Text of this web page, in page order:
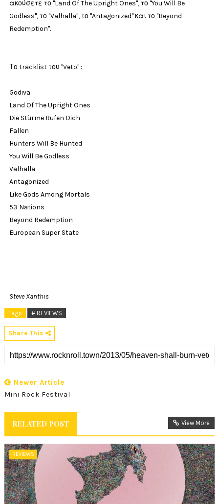
ακούσετε το "Land Of The Upright Ones", το "You Will Be
Godless", το "Valhalla", το "Antagonized" και το "Beyond
Redemption".
Το tracklist του "Veto" :
Godiva
Land Of The Upright Ones
Die Stürme Rufen Dich
Fallen
Hunters Will Be Hunted
You Will Be Godless
Valhalla
Antagonized
Like Gods Among Mortals
53 Nations
Beyond Redemption
European Super State
Steve Xanthis
Tags # REVIEWS
Share This
Newer Article
Mini Rock Festival
RELATED POST View More
REVIEWS